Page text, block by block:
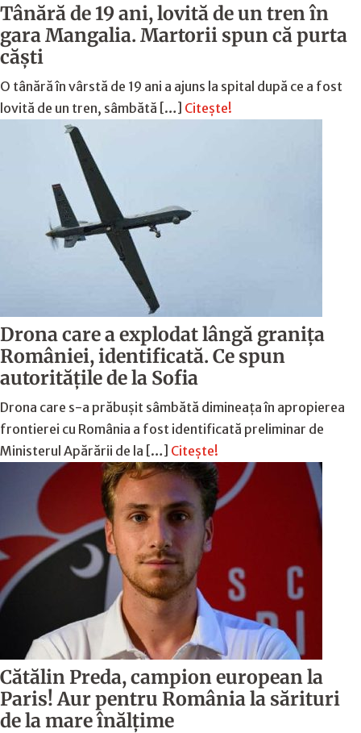
Tânără de 19 ani, lovită de un tren în
gara Mangalia. Martorii spun că purta
căști
O tânără în vârstă de 19 ani a ajuns la spital după ce a fost
lovită de un tren, sâmbătă […] Citește!
Drona care a explodat lângă granița
României, identificată. Ce spun
autoritățile de la Sofia
Drona care s-a prăbușit sâmbătă dimineața în apropierea
frontierei cu România a fost identificată preliminar de
Ministerul Apărării de la […] Citește!
Cătălin Preda, campion european la
Paris! Aur pentru România la sărituri
de la mare înălțime